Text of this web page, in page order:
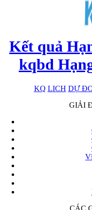
Kết quả
kqbd
KQ LICH DỰ
GIẢI
CÁC